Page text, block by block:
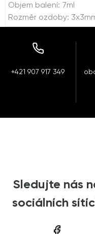
Objem balení: 7ml
Rozměr ozdoby:
+421 907 917 349
Sledujte nás
sociálních